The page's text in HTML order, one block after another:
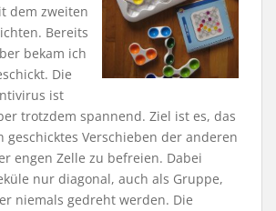
dem zweiten
Bereits
bekam ich
Die
ist
trotzdem spannend. Ziel ist es, das
geschicktes Verschieben der anderen
engen Zelle zu befreien. Dabei
nur diagonal, auch als Gruppe,
niemals gedreht werden. Die